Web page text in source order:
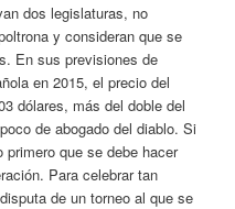
dos legislaturas, no
y consideran que se
En sus previsiones de
en 2015, el precio del
dólares, más del doble del
de abogado del diablo. Si
que se debe hacer
Para celebrar tan
de un torneo al que se